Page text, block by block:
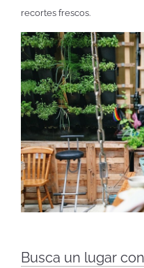
recortes frescos.
Busca un lugar